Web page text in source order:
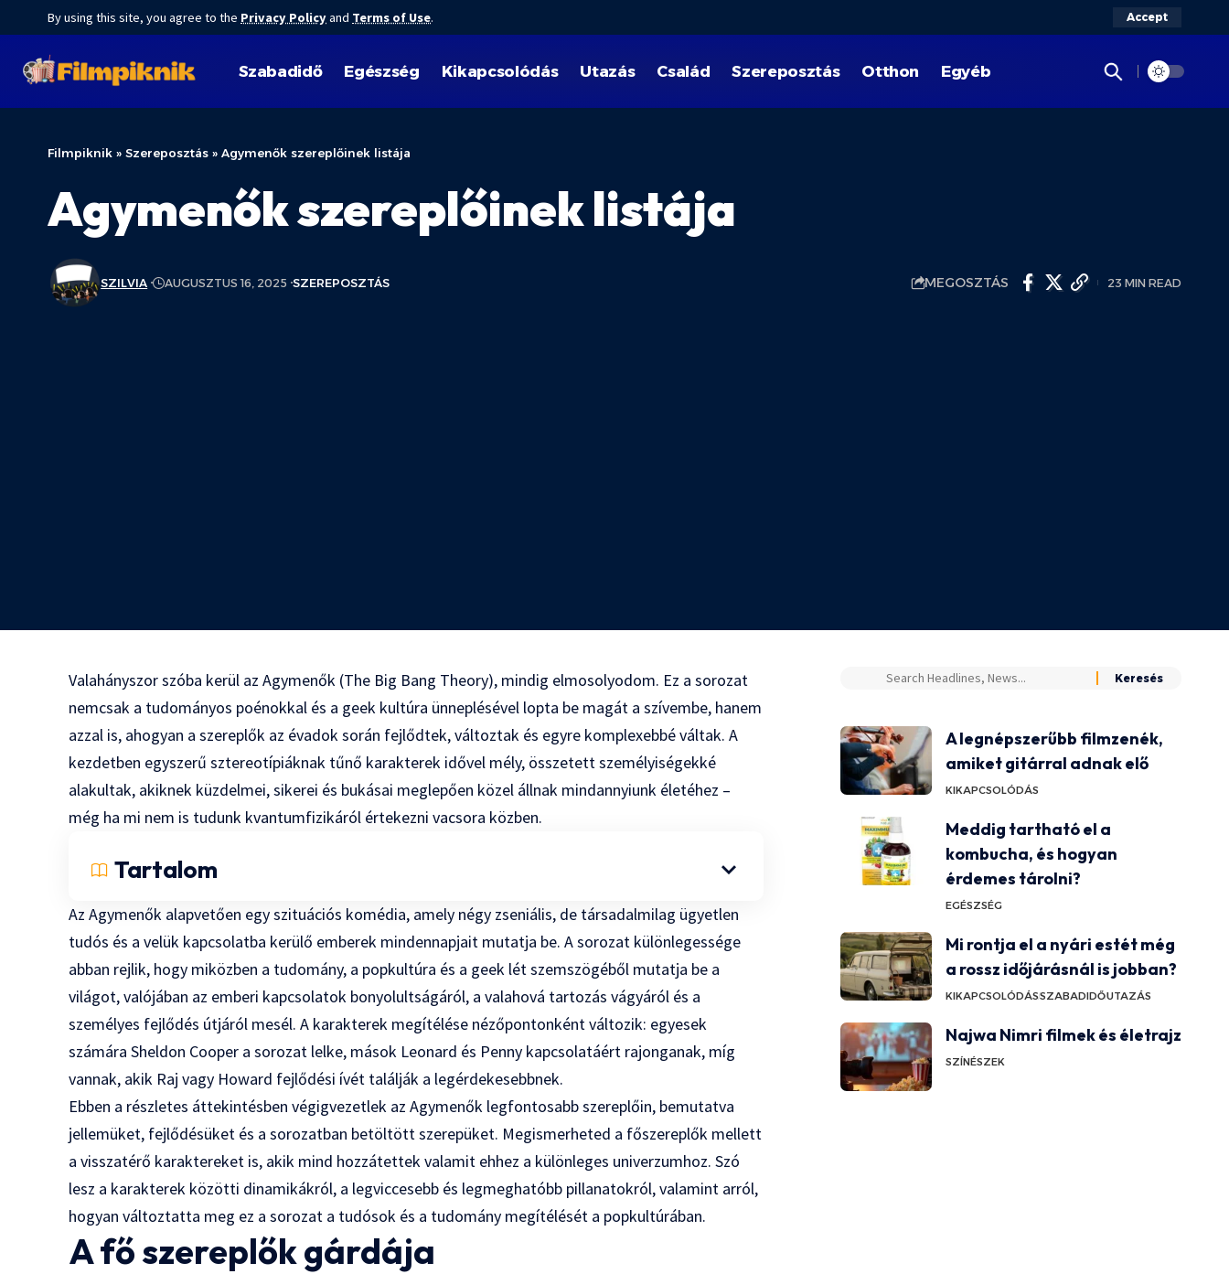
By using this site, you agree to the Privacy Policyand Terms of Use. Accept
Szabadidő Egészség Kikapcsolódás Utazás Család Szereposztás Otthon Egyéb
Filmpiknik » Szereposztás » Agymenők szereplőinek listája
Agymenők szereplőinek listája
SZILVIA AUGUSZTUS 16, 2025 SZEREPOSZTÁS MEGOSZTÁS 23 MIN READ
Valahányszor szóba kerül az Agymenők (The Big Bang Theory), mindig elmosolyodom. Ez a sorozat
nemcsak a tudományos poénokkal és a geek kultúra ünneplésével lopta be magát a szívembe, hanem
azzal is, ahogyan a szereplők az évadok során fejlődtek, változtak és egyre komplexebbé váltak. A
kezdetben egyszerű sztereotípiáknak tűnő karakterek idővel mély, összetett személyiségekké
alakultak, akiknek küzdelmei, sikerei és bukásai meglepően közel állnak mindannyiunk életéhez –
még ha mi nem is tudunk kvantumfizikáról értekezni vacsora közben.
Tartalom
Az Agymenők alapvetően egy szituációs komédia, amely négy zseniális, de társadalmilag ügyetlen
tudós és a velük kapcsolatba kerülő emberek mindennapjait mutatja be. A sorozat különlegessége
abban rejlik, hogy miközben a tudomány, a popkultúra és a geek lét szemszögéből mutatja be a
világot, valójában az emberi kapcsolatok bonyolultságáról, a valahová tartozás vágyáról és a
személyes fejlődés útjáról mesél. A karakterek megítélése nézőpontonként változik: egyesek
számára Sheldon Cooper a sorozat lelke, mások Leonard és Penny kapcsolatáért rajonganak, míg
vannak, akik Raj vagy Howard fejlődési ívét találják a legérdekesebbnek.
Ebben a részletes áttekintésben végigvezetlek az Agymenők legfontosabb szereplőin, bemutatva
jellemüket, fejlődésüket és a sorozatban betöltött szerepüket. Megismerheted a főszereplők mellett
a visszatérő karaktereket is, akik mind hozzátettek valamit ehhez a különleges univerzumhoz. Szó
lesz a karakterek közötti dinamikákról, a legviccesebb és legmeghatóbb pillanatokról, valamint arról,
hogyan változtatta meg ez a sorozat a tudósok és a tudomány megítélését a popkultúrában.
A fő szereplők gárdája
A legnépszerűbb filmzenék,
amiket gitárral adnak elő
KIKAPCSOLÓDÁS
Meddig tartható el a
kombucha, és hogyan
érdemes tárolni?
EGÉSZSÉG
Mi rontja el a nyári estét még
a rossz időjárásnál is jobban?
KIKAPCSOLÓDÁSSZABADIDŐUTAZÁS
Najwa Nimri filmek és életrajz
SZÍNÉSZEK